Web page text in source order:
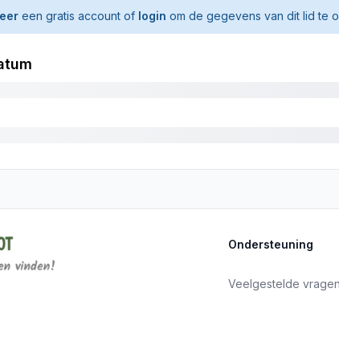
een gratis account of login om de gegevens van dit lid te
Ondersteuning
Veelgestelde vragen